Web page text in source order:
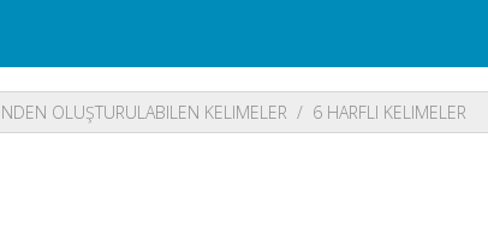
OLUŞTURULABILEN KELIMELER 6 HARFLI KELIMELER